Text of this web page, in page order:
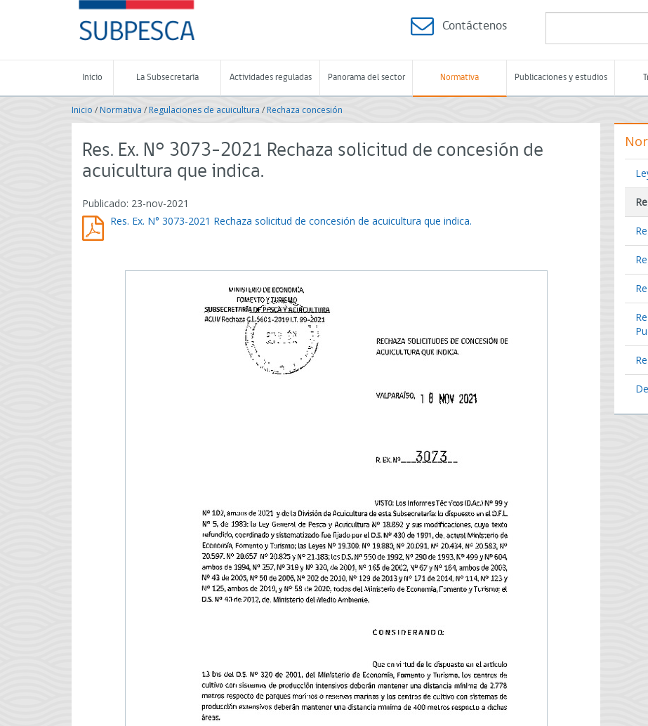
-
Subsecretaría
de
Pesca
Acuicultura
-
de
Chile
Contáctenos
Inicio La Subsecretaría Actividades reguladas Panorama del sector Normativa Publicaciones y estudios
Inicio /Normativa / Regulaciones de acuicultura /Rechaza concesión
Res. Ex. N° 3073-2021 Rechaza solicitud de concesión de
acuicultura que indica.
Publicado: 23-nov-2021
Res. Ex. N° 3073-2021 Rechaza solicitud de concesión de acuicultura que indica.